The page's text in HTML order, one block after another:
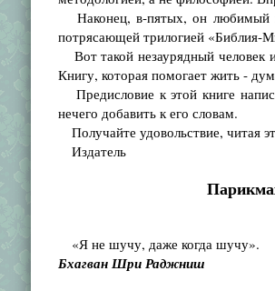
Наконец, в-пятых, он любимый
потрясающей трилогией «Библия-
Вот такой незаурядный
Книгу, которая помогает жить -
Предисловие к этой книге
нечего добавить к его словам.
Получайте удовольствие, читая
Издатель
«Я не шучу, даже когда шучу».
Бхагван Шри Раджниш